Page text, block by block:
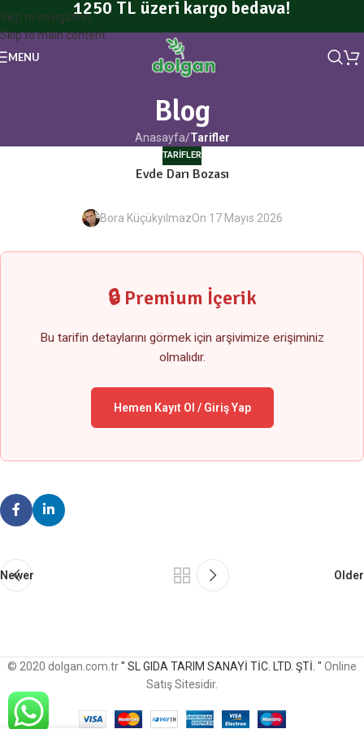
Skip to navigation
Skip to main content
1250 TL üzeri kargo bedava!
MENU
Blog
Anasayfa/Tarifler
TARIFLER
Evde Darı Bozası
Bora KüçükyılmazOn 17 Mayıs 2026
🔒 Premium İçerik
Bu tarifin detaylarını görmek için arşivimize erişiminiz
olmalıdır.
Hemen Kayıt Ol / Giriş Yap
Newer Older
© 2020 dolgan.com.tr" SL GIDA TARIM SANAYİ TİC. LTD. ŞTİ. " Online
Satış Sitesidir.